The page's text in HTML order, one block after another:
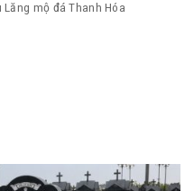
mộ đá Thanh Hóa